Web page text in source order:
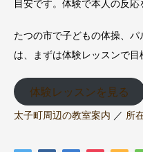
目安です。体験で本人の反応
たつの市で子どもの体操、
は、まずは体験レッスンで目
体験レッスンを見る
太子町周辺の教室案内 ／ 所